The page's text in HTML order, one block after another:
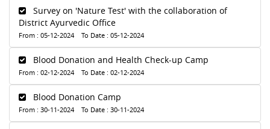
Survey on 'Nature Test' with the collaboration of
District Ayurvedic Office
From : 05-12-2024 To Date : 05-12-2024
Blood Donation and Health Check-up Camp
From : 02-12-2024 To Date : 02-12-2024
Blood Donation Camp
From : 30-11-2024 To Date : 30-11-2024